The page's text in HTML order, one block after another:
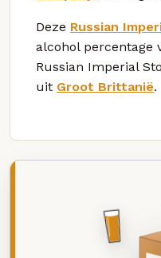
Deze Russian
alcohol percentage
Russian Imperial
uit Groot Brittanië.